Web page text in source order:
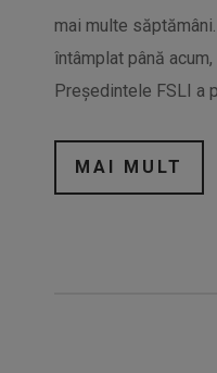
mai multe
întâmplat până
Preşedintele FSLI a
MAI MULT